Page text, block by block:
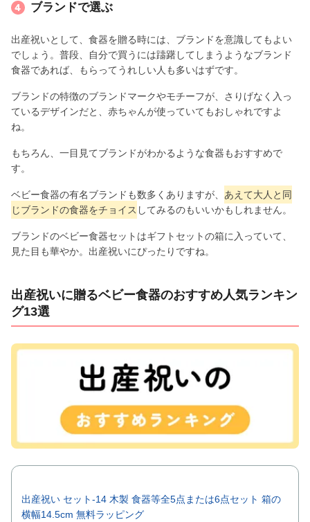
ブランドで選ぶ
出産祝いとして、食器を贈る時には、ブランドを意識してもよい
でしょう。普段、自分で買うには躊躇してしまうようなブランド
食器であれば、もらってうれしい人も多いはずです。
ブランドの特徴のブランドマークやモチーフが、さりげなく入っ
ているデザインだと、赤ちゃんが使っていてもおしゃれですよ
ね。
もちろん、一目見てブランドがわかるような食器もおすすめで
す。
ベビー食器の有名ブランドも数多くありますが、 あえて大人と同
じブランドの食器をチョイス してみるのもいいかもしれません。
ブランドのベビー食器セットはギフトセットの箱に入っていて、
見た目も華やか。出産祝いにぴったりですね。
出産祝いに贈るベビー食器のおすすめ人気ランキン
グ13選
出産祝い セット-14 木製 食器等全5点または6点セット 箱の
横幅14.5cm 無料ラッピング